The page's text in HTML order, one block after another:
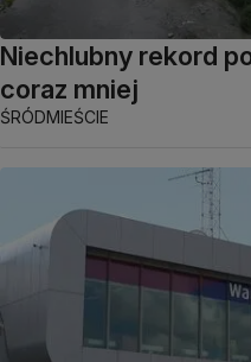
Niechlubny rekord
coraz mniej
ŚRÓDMIEŚCIE